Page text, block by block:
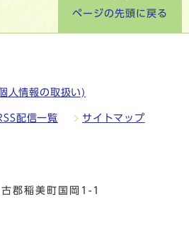
ページの先頭に戻る
人情報の取扱い)
配信一覧 サイトマップ
郡稲美町国岡1-1